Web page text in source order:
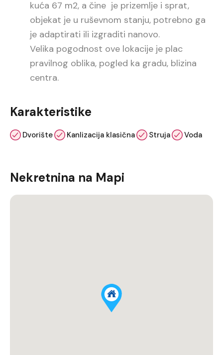
kuća 67 m2, a čine je prizemlje i sprat,
objekat je u ruševnom stanju, potrebno ga
je adaptirati ili izgraditi nanovo.
Velika pogodnost ove lokacije je plac
pravilnog oblika, pogled ka gradu, blizina
centra.
Karakteristike
Dvorište Kanlizacija klasična Struja Voda
Nekretnina na Mapi